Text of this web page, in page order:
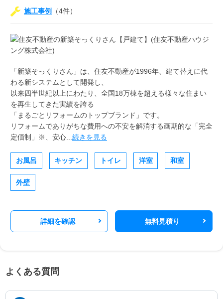
施工事例 （4件）
「新築そっくりさん」は、住友不動産が1996年、建て替えに代
わる新システムとして開発し、
以来四半世紀以上にわたり、全国18万棟を超える様々な住まい
を再生してきた実績を誇る
「まるごとリフォームのトップブランド」です。
リフォームでありがちな費用への不安を解消する画期的な「完全
定価制」※、安心... 続きを見る
お風呂 キッチン トイレ 洋室 和室
外壁
詳細を確認 無料見積り
よくある質問